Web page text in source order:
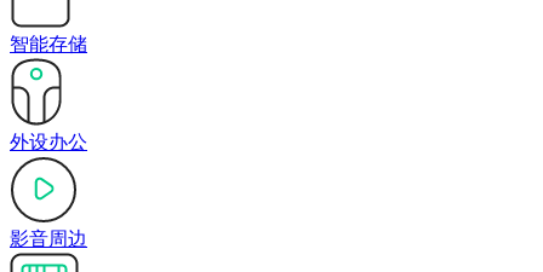
智能存储
外设办公
影音周边